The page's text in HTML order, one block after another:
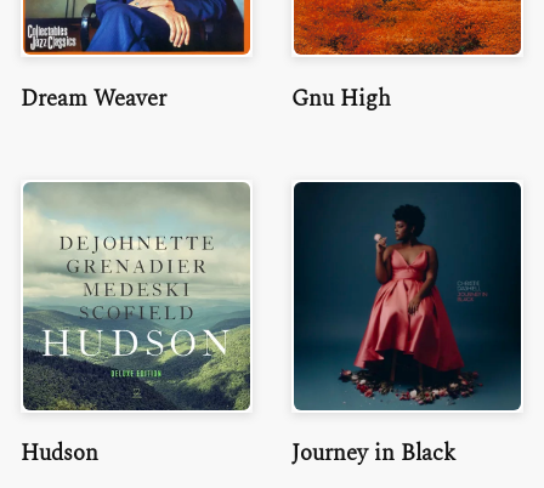
Dream Weaver Gnu High
Hudson Journey in Black